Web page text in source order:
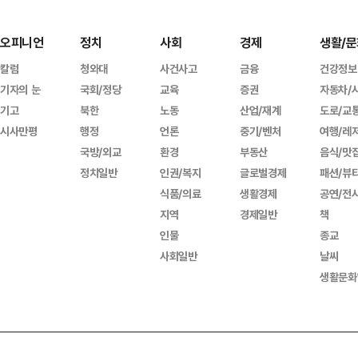
오피니언
칼럼
기자의 눈
기고
시사만평
정치
청와대
국회/정당
북한
행정
국방/외교
정치일반
사회
사건사고
교육
노동
언론
환경
인권/복지
식품/의료
지역
인물
사회일반
경제
금융
증권
산업/재계
중기/벤처
부동산
글로벌경제
생활경제
경제일반
생활/
건강정보
자동차/
도로/교
여행/레
음식/맛
패션/뷰
공연/전
책
종교
날씨
생활문